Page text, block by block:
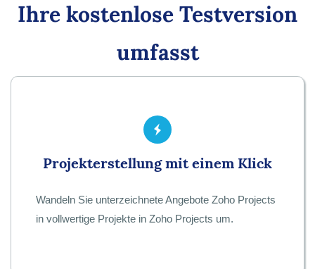
Ihre kostenlose Testversion
umfasst
Projekterstellung mit einem Klick
Wandeln Sie unterzeichnete Angebote Zoho Projects
in vollwertige Projekte in Zoho Projects um.